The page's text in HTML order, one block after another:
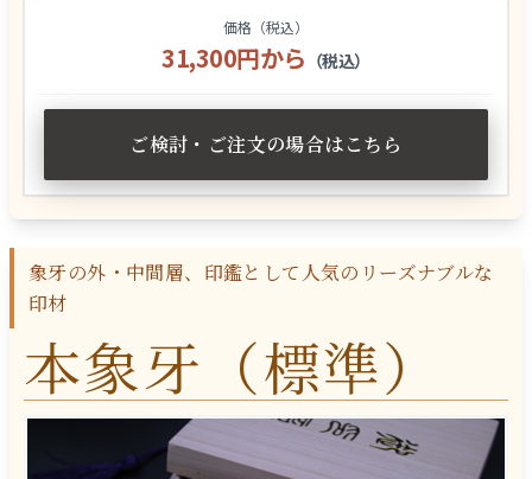
価格（税込）
31,300円から （税込）
ご検討・ご注文の場合はこちら
象牙の外・中間層、印鑑として人気のリーズナブルな
印材
本象牙（標準）